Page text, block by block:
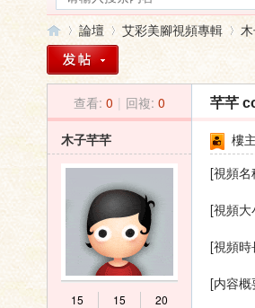
論壇
›
艾彩美腳視頻專輯
›
查看: 0 | 回複: 0 芊芊
木子芊芊
15
15
20
樓主
[視頻
[視頻
[視頻
[内容